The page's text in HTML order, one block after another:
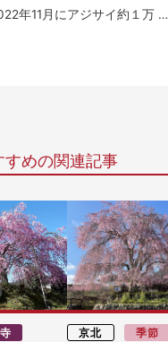
年11月にアジサイ約１万 …
すめの関連記事
京北 季節